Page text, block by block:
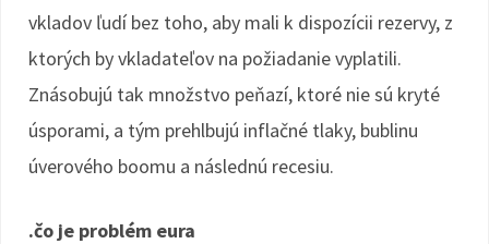
vkladov ľudí bez toho, aby mali k dispozícii rezervy, z
ktorých by vkladateľov na požiadanie vyplatili.
Znásobujú tak množstvo peňazí, ktoré nie sú kryté
úsporami, a tým prehlbujú inflačné tlaky, bublinu
úverového boomu a následnú recesiu.
.čo je problém eura